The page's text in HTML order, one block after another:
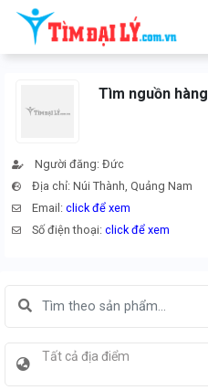
Tìm nguồn
Người đăng: Đức
Địa chỉ: Núi Thành, Quảng Nam
Email:click để xem
Số điện thoại:click để xem
Tất cả địa điểm